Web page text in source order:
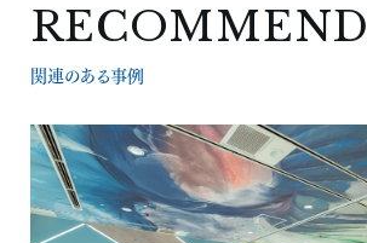
RECOMMEND
関連のある事例